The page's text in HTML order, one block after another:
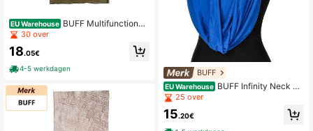
EU Warehouse BUFF Multifunctionel
e nekwarmer 127200 voor mannen
en vrouwen
30 over
18.05€
4-5 werkdagen
BUFF
EU Warehouse BUFF Infinity Neck 59
700 voor heren en dames
25 over
15.20€